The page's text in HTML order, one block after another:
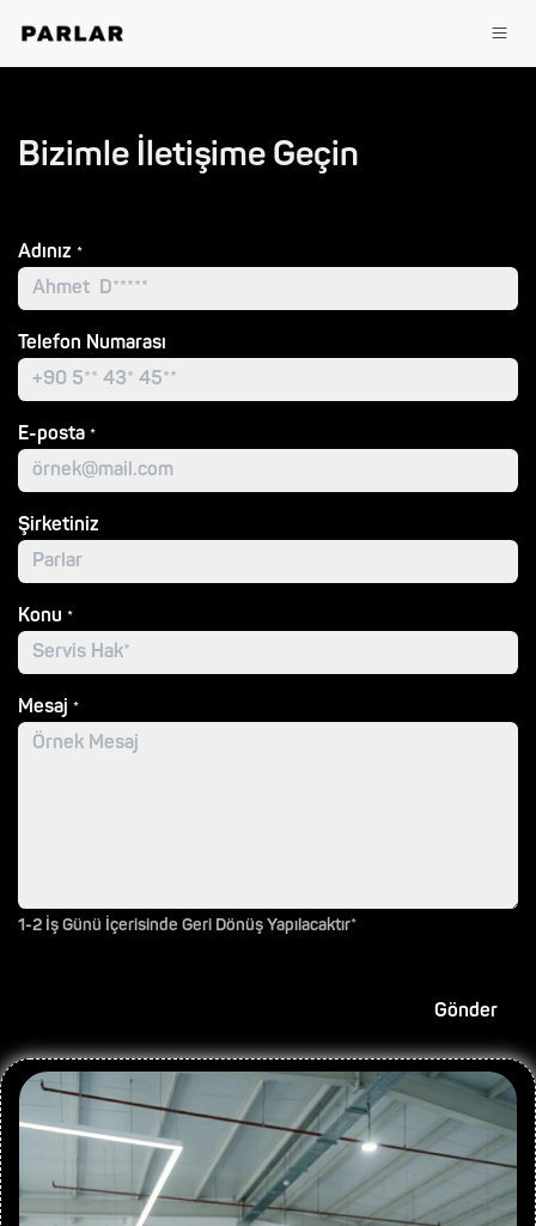
Bizimle İletişime Geçin
Adınız *
Telefon Numarası
E-posta *
Şirketiniz
Konu *
Mesaj *
1-2 İş Günü İçerisinde Geri Dönüş Yapılacaktır*
Gönder